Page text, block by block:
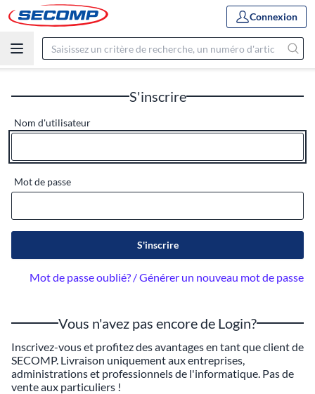
Connexion
S'inscrire
Nom d'utilisateur
Mot de passe
S'inscrire
Mot de passe oublié? / Générer un nouveau mot de passe
Vous n'avez pas encore de Login?
Inscrivez-vous et profitez des avantages en tant que client de
SECOMP. Livraison uniquement aux entreprises,
administrations et professionnels de l'informatique. Pas de
vente aux particuliers !